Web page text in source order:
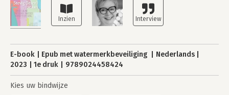
E-book Epub met watermerkbeveiliging
Nederlands
2023
1e druk 9789024458424
Kies uw bindwijze